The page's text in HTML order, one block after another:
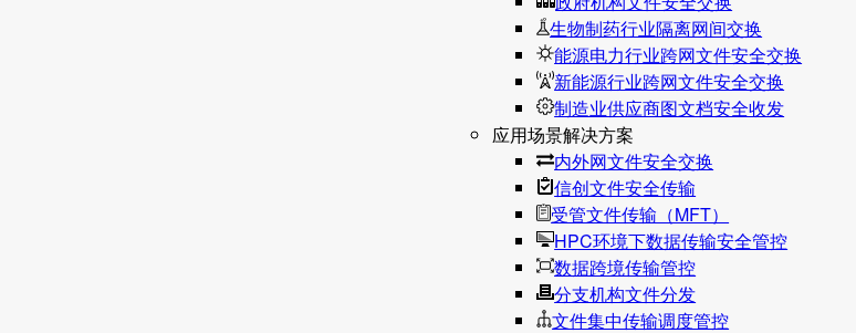
生物制药行业隔离网间交换
能源电力行业跨网文件安全交换
新能源行业跨网文件安全交换
制造业供应商图文档安全收发
应用场景解决方案
内外网文件安全交换
信创文件安全传输
受管文件传输（MFT）
HPC环境下数据传输安全管控
数据跨境传输管控
分支机构文件分发
文件集中传输调度管控